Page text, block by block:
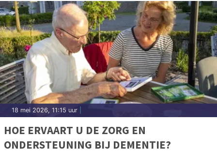
18 mei 2026, 11:15 uur
HOE ERVAART U DE ZORG EN
ONDERSTEUNING BIJ DEMENTIE?